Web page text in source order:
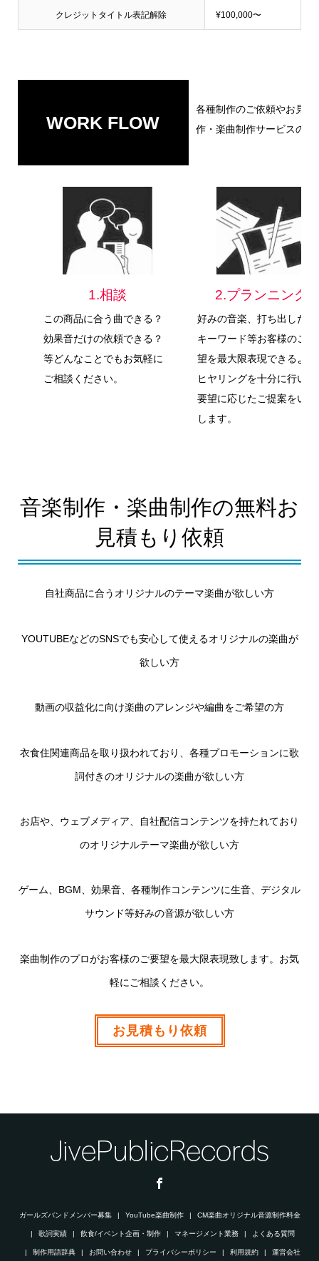
クレジットタイトル表記解除 ¥100,000〜
WORK FLOW
各種制作のご依頼やお見
作・楽曲制作サービスの流
1.相談
この商品に合う曲できる？
効果音だけの依頼できる？
等どんなことでもお気軽に
ご相談ください。
2.プランニング
好みの音楽、打ち出したい
キーワード等お客様のご要
望を最大限表現できるよう
ヒヤリングを十分に行いご
要望に応じたご提案をいた
します。
音楽制作・楽曲制作の無料お
見積もり依頼
自社商品に合うオリジナルのテーマ楽曲が欲しい方
YOUTUBEなどのSNSでも安心して使えるオリジナルの楽曲が
欲しい方
動画の収益化に向け楽曲のアレンジや編曲をご希望の方
衣食住関連商品を取り扱われており、各種プロモーションに歌
詞付きのオリジナルの楽曲が欲しい方
お店や、ウェブメディア、自社配信コンテンツを持たれており
のオリジナルテーマ楽曲が欲しい方
ゲーム、BGM、効果音、各種制作コンテンツに生音、デジタル
サウンド等好みの音源が欲しい方
楽曲制作のプロがお客様のご要望を最大限表現致します。お気
軽にご相談ください。
お見積もり依頼
ガールズバンドメンバー募集 YouTube楽曲制作 CM楽曲オリジナル音源制作料金
歌詞実績 飲食/イベント企画・制作 マネージメント業務 よくある質問
制作用語辞典 お問い合わせ プライバシーポリシー 利用規約 運営会社